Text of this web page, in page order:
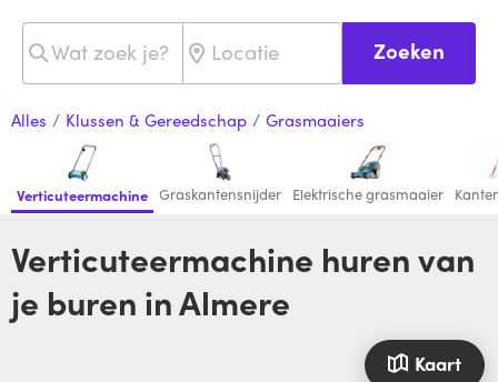
Zoeken
Alles / Klussen & Gereedschap / Grasmaaiers
Verticuteermachine Graskantensnijder Elektrische grasmaaier
Verticuteermachine huren van
je buren in Almere
Kaart